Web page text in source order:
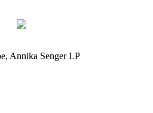
Annika Senger LP